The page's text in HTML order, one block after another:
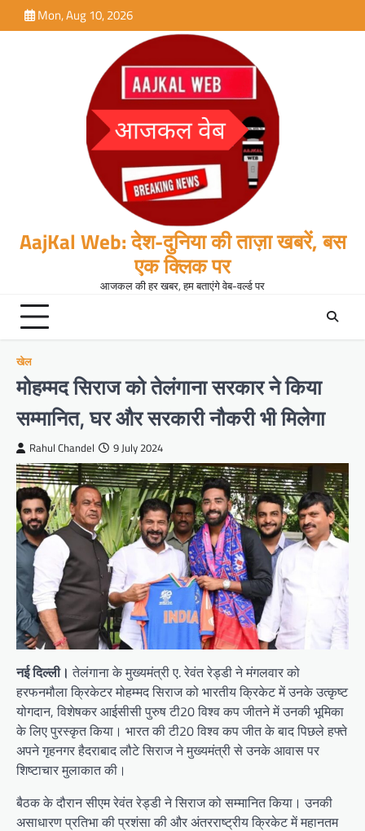
to
Mon, Aug 10, 2026
AajKal Web: देश-दुनिया की ताज़ा खबरें, बस
एक क्लिक पर
आजकल की हर खबर, हम बताएंगे वेब-वर्ल्ड पर
खेल
मोहम्मद सिराज को तेलंगाना सरकार ने किया
सम्मानित, घर और सरकारी नौकरी भी मिलेगा
Rahul Chandel 9 July 2024
नई दिल्ली। तेलंगाना के मुख्यमंत्री ए. रेवंत रेड्डी ने मंगलवार को
हरफनमौला क्रिकेटर मोहम्मद सिराज को भारतीय क्रिकेट में उनके उत्कृष्ट
योगदान, विशेषकर आईसीसी पुरुष टी20 विश्व कप जीतने में उनकी भूमिका
के लिए पुरस्कृत किया। भारत की टी20 विश्व कप जीत के बाद पिछले हफ्ते
अपने गृहनगर हैदराबाद लौटे सिराज ने मुख्यमंत्री से उनके आवास पर
शिष्टाचार मुलाकात की।
बैठक के दौरान सीएम रेवंत रेड्डी ने सिराज को सम्मानित किया। उनकी
असाधारण प्रतिभा की प्रशंसा की और अंतरराष्ट्रीय क्रिकेट में महानतम